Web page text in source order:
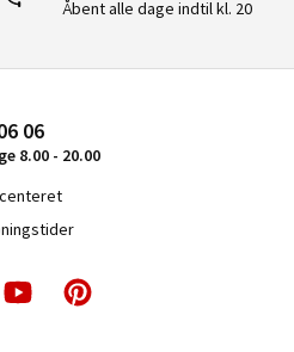
Åbent alle dage indtil kl. 20
06
8.00 - 20.00